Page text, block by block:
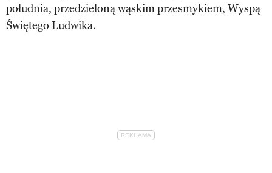
południa, przedzieloną wąskim przesmykiem, Wyspą
Świętego Ludwika.